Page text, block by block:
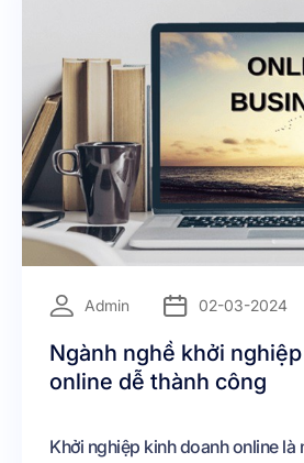
Admin 02-03-2024
Ngành nghề khởi
online dễ thành công
Khởi nghiệp kinh doanh online là